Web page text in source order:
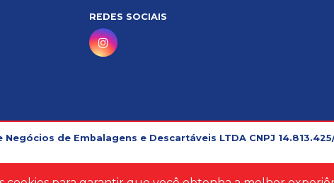
REDES SOCIAIS
de Embalagens e Descartáveis LTDA CNPJ